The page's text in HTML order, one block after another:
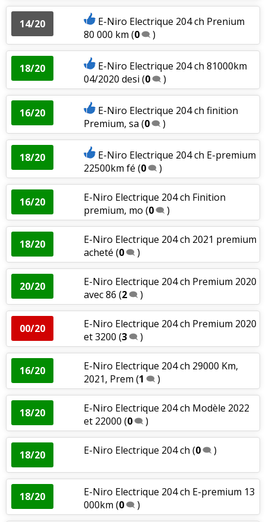
14/20
E-Niro Electrique 204 ch Prenium
80 000 km (0 )
18/20
E-Niro Electrique 204 ch 81000km
04/2020 desi (0 )
16/20
E-Niro Electrique 204 ch finition
Premium, sa (0 )
18/20
E-Niro Electrique 204 ch E-premium
22500km fé (0 )
16/20
E-Niro Electrique 204 ch Finition
premium, mo (0 )
18/20
E-Niro Electrique 204 ch 2021 premium
acheté (0 )
20/20
E-Niro Electrique 204 ch Premium 2020
avec 86 (2 )
00/20
E-Niro Electrique 204 ch Premium 2020
et 3200 (3 )
16/20
E-Niro Electrique 204 ch 29000 Km,
2021, Prem (1 )
18/20
E-Niro Electrique 204 ch Modèle 2022
et 22000 (0 )
18/20 E-Niro Electrique 204 ch (0 )
18/20
E-Niro Electrique 204 ch E-premium 13
000km (0 )